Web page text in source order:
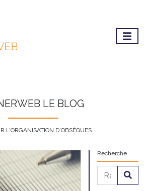
LE BLOG
L'ORGANISATION D'OBSÈQUES
Recherche